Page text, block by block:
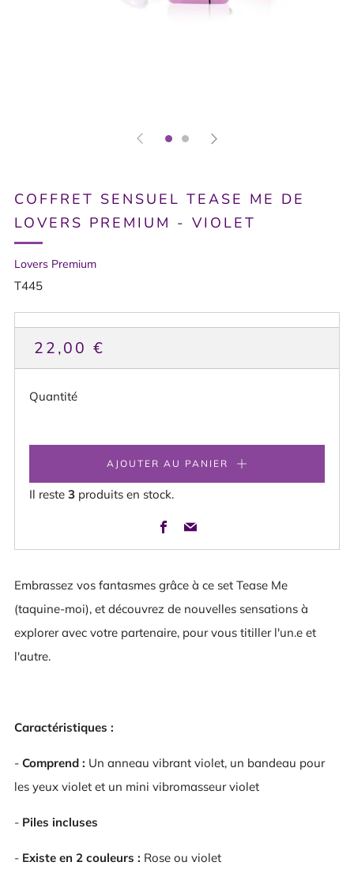
COFFRET SENSUEL TEASE ME DE
LOVERS PREMIUM - VIOLET
Lovers Premium
T445
PRIX
HABITUEL
22,00 €
Quantité
AJOUTER AU PANIER
Il reste 3 produits en stock.
Facebook
Email
Embrassez vos fantasmes grâce à ce set Tease Me
(taquine-moi), et découvrez de nouvelles sensations à
explorer avec votre partenaire, pour vous titiller l'un.e et
l'autre.
Caractéristiques :
- Comprend : Un anneau vibrant violet, un bandeau pour
les yeux violet et un mini vibromasseur violet
- Piles incluses
- Existe en 2 couleurs : Rose ou violet